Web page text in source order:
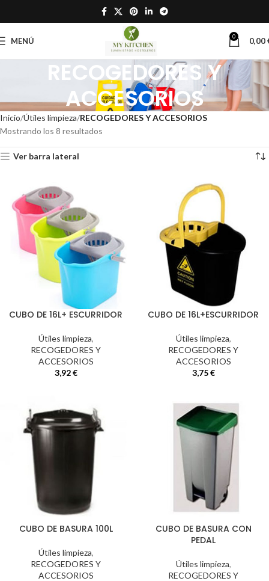
MENÚ 0 0,00
RECOGEDORES Y
ACCESORIOS
Inicio Útiles limpieza RECOGEDORES Y ACCESORIOS
Mostrando los 8 resultados
Ver barra lateral
CUBO DE 16L+ ESCURRIDOR
Útiles limpieza,
RECOGEDORES Y
ACCESORIOS
3,92€
CUBO DE 16L+ESCURRIDOR
Útiles limpieza,
RECOGEDORES Y
ACCESORIOS
3,75€
CUBO DE BASURA 100L
Útiles limpieza,
RECOGEDORES Y
ACCESORIOS
CUBO DE BASURA CON
PEDAL
Útiles limpieza,
RECOGEDORES Y